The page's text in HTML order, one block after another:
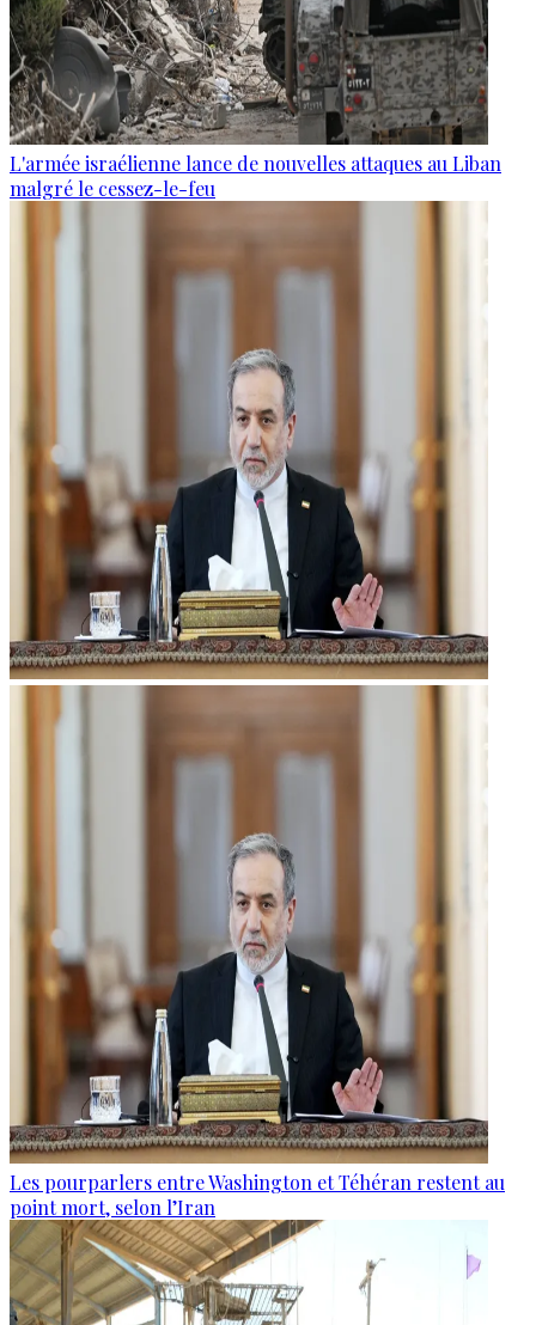
L'armée israélienne lance de nouvelles attaques au Liban
malgré le cessez-le-feu
Les pourparlers entre Washington et Téhéran restent au
point mort, selon l’Iran